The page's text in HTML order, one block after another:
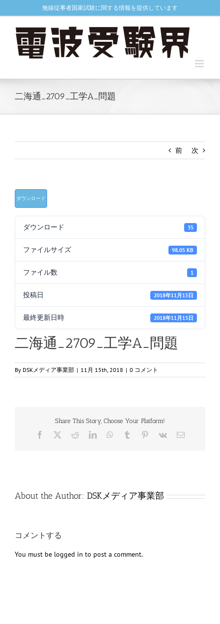
to
無線従事者国家試験に関する情報を提供しています
二海通_2709_工学A_問題
前 次
ダウンロード
ダウンロード 35
ファイルサイズ 98.05 KB
ファイル数 1
投稿日 2018年11月15日
最終更新日時 2018年11月15日
二海通_2709_工学A_問題
By DSKメディア事業部 | 11月 15th, 2018 | 0 コメント
Share This Story, Choose Your Platform!
Facebook RedditLinkedInWhatsApp
Tumblr Pinterest
Vk
電
About the Author: DSKメディア事業部
コメントする
You must be logged in to post a comment.